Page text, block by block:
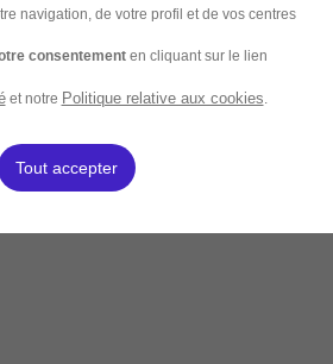
navigation, de votre profil et de vos centres
consentementen cliquant sur le lien
et notre Politique relative aux cookies
Tout accepter